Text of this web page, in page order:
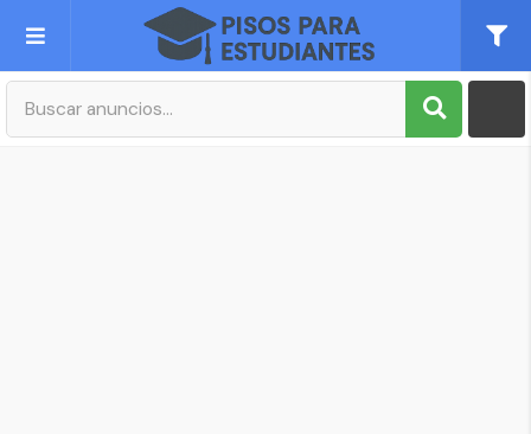
Publica tu Anuncio